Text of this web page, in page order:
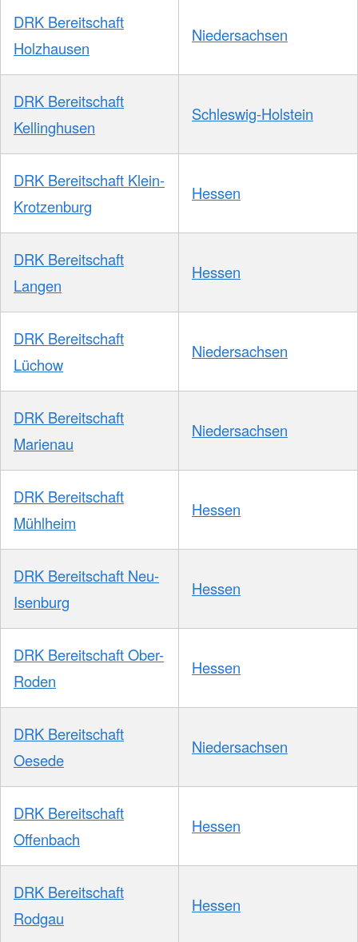
DRK Bereitschaft
Holzhausen
Niedersachsen
DRK Bereitschaft
Kellinghusen
Schleswig-Holstein
DRK Bereitschaft Klein-
Krotzenburg
Hessen
DRK Bereitschaft
Langen
Hessen
DRK Bereitschaft
Lüchow
Niedersachsen
DRK Bereitschaft
Marienau
Niedersachsen
DRK Bereitschaft
Mühlheim
Hessen
DRK Bereitschaft Neu-
Isenburg
Hessen
DRK Bereitschaft Ober-
Roden
Hessen
DRK Bereitschaft
Oesede
Niedersachsen
DRK Bereitschaft
Offenbach
Hessen
DRK Bereitschaft
Rodgau
Hessen